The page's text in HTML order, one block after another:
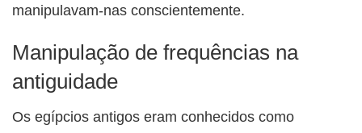
manipulavam-nas conscientemente.
Manipulação de frequências na
antiguidade
Os egípcios antigos eram conhecidos como